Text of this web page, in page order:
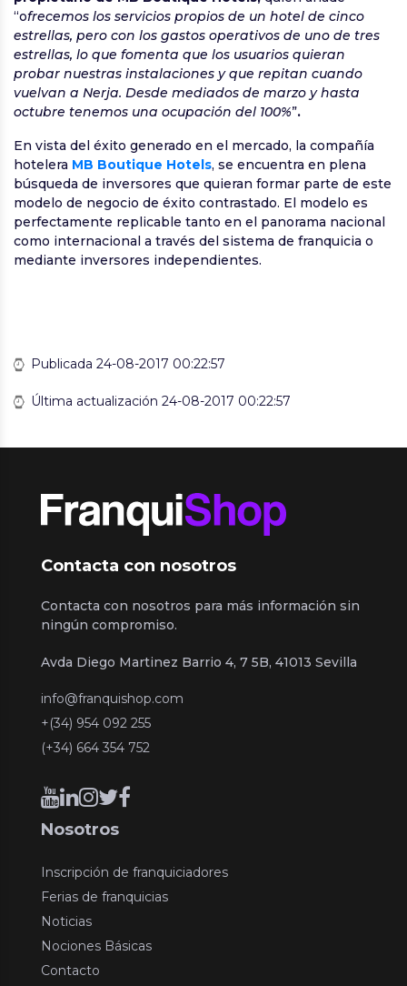
“ofrecemos los servicios propios de un hotel de cinco
estrellas, pero con los gastos operativos de uno de tres
estrellas, lo que fomenta que los usuarios quieran
probar nuestras instalaciones y que repitan cuando
vuelvan a Nerja. Desde mediados de marzo y hasta
octubre tenemos una ocupación del 100%”.
En vista del éxito generado en el mercado, la compañía
hotelera MB Boutique Hotels, se encuentra en plena
búsqueda de inversores que quieran formar parte de este
modelo de negocio de éxito contrastado. El modelo es
perfectamente replicable tanto en el panorama nacional
como internacional a través del sistema de franquicia o
mediante inversores independientes.
Publicada 24-08-2017 00:22:57
Última actualización 24-08-2017 00:22:57
Contacta con nosotros
Contacta con nosotros para más información sin
ningún compromiso.
Avda Diego Martinez Barrio 4, 7 5B, 41013 Sevilla
info@franquishop.com
+(34) 954 092 255
(+34) 664 354 752
Nosotros
Inscripción de franquiciadores
Ferias de franquicias
Noticias
Nociones Básicas
Contacto